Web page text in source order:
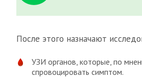
После этого назначают
УЗИ органов, которые, по
спровоцировать симптом.